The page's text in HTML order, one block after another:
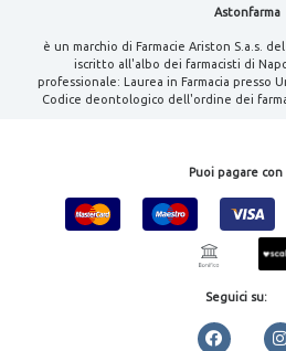
Astonfarma
è un marchio di Farmacie Ariston S.a.s.
iscritto all'albo dei farmacisti di
professionale: Laurea in Farmacia presso
Codice deontologico dell'ordine dei
Puoi pagare con
Seguici su: